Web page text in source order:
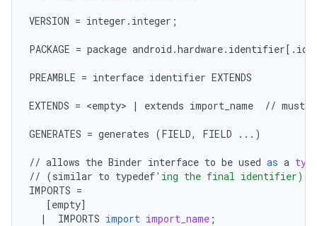
VERSION = integer . integer ;
PACKAGE = package android .hardware. identifier[ .
PREAMBLE = interface identifier EXTENDS
EXTENDS = <empty> | extends import_name // must
GENERATES = generates (FIELD, FIELD ... )
// allows the Binder interface to be used as a type
// (similar to typedef'ing the final identifier)
IMPORTS =
[empty]
|
IMPORTS import import_name ;